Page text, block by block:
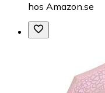
hos Amazon.se